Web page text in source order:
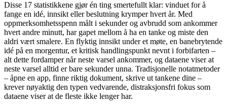
Disse 17 statistikkene gjør én ting smertefullt klar: vinduet for å
fange en idé, innsikt eller beslutning krymper hvert år. Med
oppmerksomhetsspenn målt i sekunder og avbrudd som ankommer
hvert andre minutt, har gapet mellom å ha en tanke og miste den
aldri vært smalere. En flyktig innsikt under et møte, en banebrytende
idé på en morgentur, et kritisk handlingspunkt nevnt i forbifarten –
alt dette fordamper når neste varsel ankommer, og dataene viser at
neste varsel alltid er bare sekunder unna. Tradisjonelle notatmetoder
– åpne en app, finne riktig dokument, skrive ut tankene dine –
krever nøyaktig den typen vedvarende, distraksjonsfri fokus som
dataene viser at de fleste ikke lenger har.